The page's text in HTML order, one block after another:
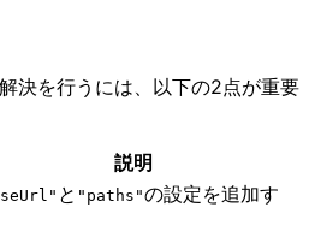
決を行うには、以下の2点が重要
説明
と "paths"の設定を追加す